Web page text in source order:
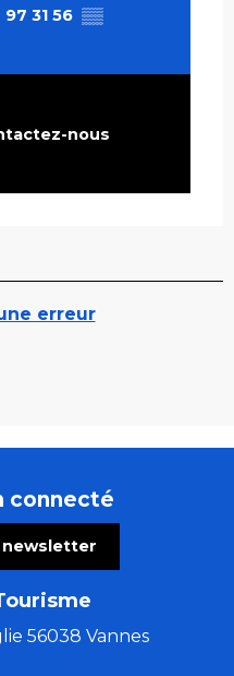
97 31 56 ▒▒
nous
erreur
connecté
newsletter
56038 Vannes